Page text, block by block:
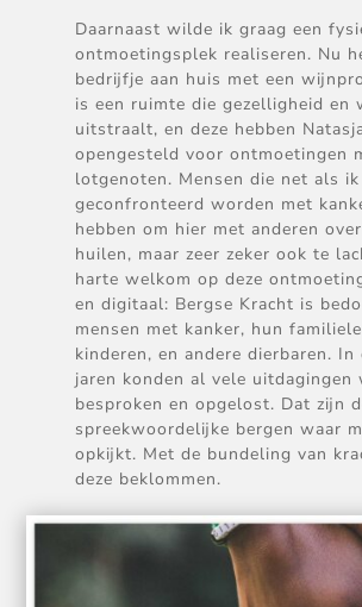
Daarnaast wilde ik graag een
ontmoetingsplek realiseren. Nu
bedrijfje aan huis met een
is een ruimte die gezelligheid en
uitstraalt, en deze hebben
opengesteld voor ontmoetingen
lotgenoten. Mensen die net als ik
geconfronteerd worden met
hebben om hier met anderen
huilen, maar zeer zeker ook te
harte welkom op deze
en digitaal: Bergse Kracht is
mensen met kanker, hun
kinderen, en andere dierbaren. In
jaren konden al vele uitdagingen
besproken en opgelost. Dat zijn
spreekwoordelijke bergen waar
opkijkt. Met de bundeling van
deze beklommen.